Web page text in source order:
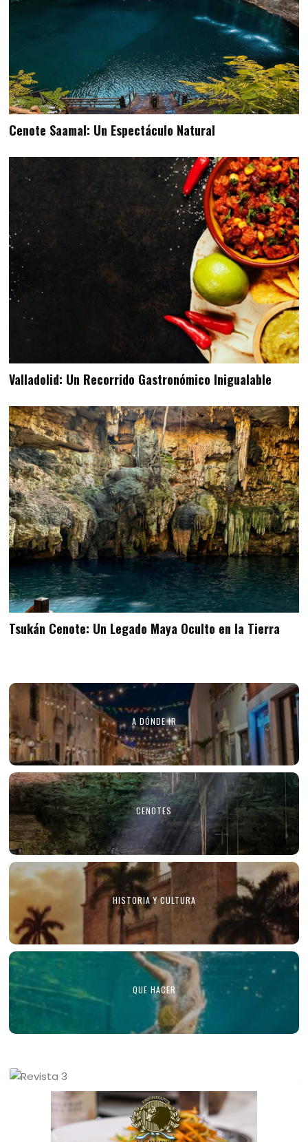
Cenote Saamal: Un Espectáculo Natural
Valladolid: Un Recorrido Gastronómico Inigualable
Tsukán Cenote: Un Legado Maya Oculto en la Tierra
A DÓNDE IR
CENOTES
HISTORIA Y CULTURA
QUE HACER